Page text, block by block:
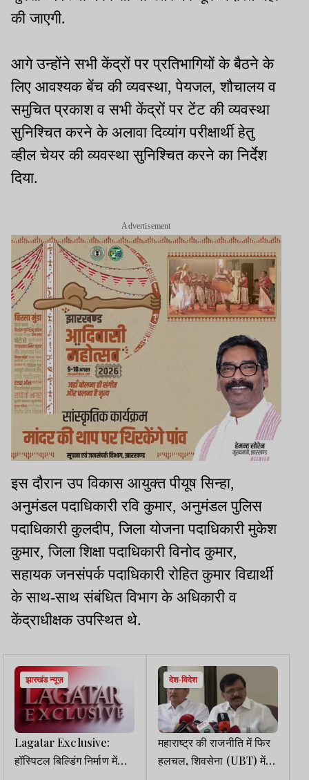
की जाएगी.
आगे उन्होंने सभी केंद्रों पर प्रतिभागियों के बैठने के
लिए आवश्यक बेंच की व्यवस्था, पेयजल, शौचालय व
समुचित प्रकाश व सभी केंद्रों पर टेंट की व्यवस्था
सुनिश्चित करने के अलावा दिव्यांग परीक्षार्थी हेतु
व्हील चेयर की व्यवस्था सुनिश्चित करने का निर्देश
दिया.
Advertisement
इस दौरान उप विकास आयुक्त पीयूष सिन्हा,
अनुमंडल पदाधिकारी रवि कुमार, अनुमंडल पुलिस
पदाधिकारी कुलदीप, जिला योजना पदाधिकारी मुकेश
कुमार, जिला शिक्षा पदाधिकारी विनोद कुमार,
सहायक जनसंपर्क पदाधिकारी रोहित कुमार विद्यार्थी
के साथ-साथ संबंधित विभाग के अधिकारी व
केंद्राधीक्षक उपस्थित थे.
झारखंड न्यूज़
Lagatar Exclusive:
हॉस्पिटल बिल्डिंग निर्माण में
देश-विदेश
महाराष्ट्र की राजनीति में फिर
हलचल, शिवसेना (UBT) में